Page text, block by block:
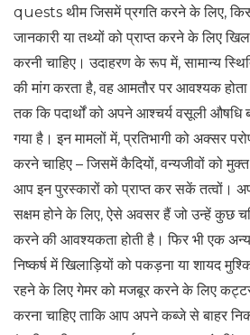
quests थीम जिसमें प्रगति करने के लिए, किसी
जानकारी या तथ्यों को प्राप्त करने के लिए
करनी चाहिए। उदाहरण के रूप में, सामान्य
की मांग करता है, वह आमतौर पर आवश्यक
तक ​​कि पदार्थों को अपने आश्चर्य वसूली औषधि
गया है। इन मामलों में, प्रतिभागी को अक्सर
करने चाहिए – जिसमें कैदियों, वन्यजीवों को
आप इन पुरस्कारों को प्राप्त कर सकें तत्वों।
सक्षम होने के लिए, ऐसे अवसर हैं जो उन्हें कुछ
करने की आवश्यकता होती है। फिर भी एक
निष्कर्ष में खिलाड़ियों को पकड़ना या शायद
रहने के लिए गेमर को मजबूर करने के लिए
करना चाहिए ताकि आप अपने कब्जे से बाहर